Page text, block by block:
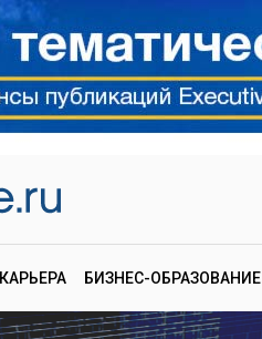
КАРЬЕРА БИЗНЕС-ОБРАЗОВАНИЕ